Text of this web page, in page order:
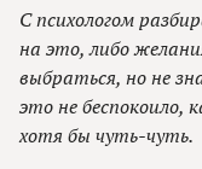
С психологом
на это, либо
выбраться, но не
это не беспокоило,
хотя бы чуть-чуть.